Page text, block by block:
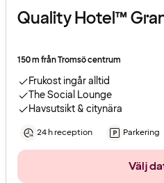
Quality Hotel™
150 m från Tromsö centrum
Frukost ingår alltid
The Social Lounge
Havsutsikt & citynära
24 h reception Parkering
Välj